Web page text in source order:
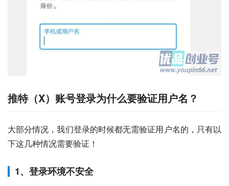
推特（X）账号登录为什么要验证用户名？
大部分情况，我们登录的时候都无需验证用户名的，只有以
下这几种情况需要验证！
1、登录环境不安全